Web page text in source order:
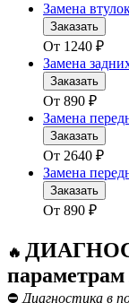
Замена
Заказать
От 1240 ₽
Замена
Заказать
От 890 ₽
Замена
Заказать
От 2640 ₽
Замена
Заказать
От 890 ₽
🔥
параметрам
⛔ Диагностика в